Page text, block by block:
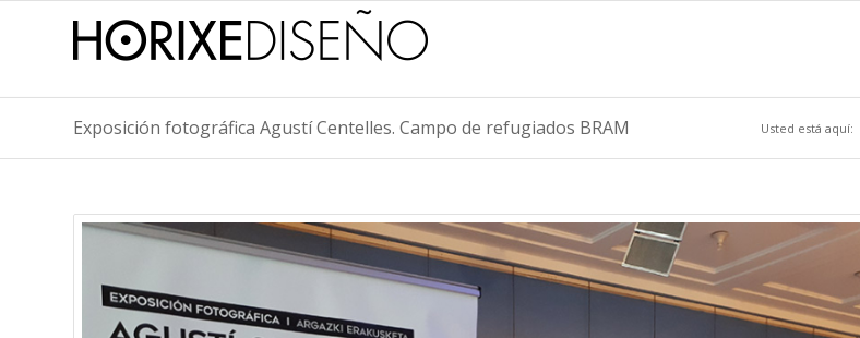
Exposición fotográfica Agustí Centelles. Campo de refugiados BRAM Usted está aquí: